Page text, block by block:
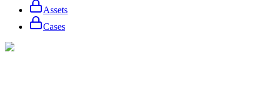
Assets
Cases